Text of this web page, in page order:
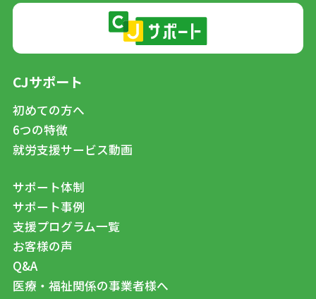
CJサポート
初めての方へ
6つの特徴
就労支援サービス動画
サポート体制
サポート事例
支援プログラム一覧
お客様の声
Q&A
医療・福祉関係の事業者様へ